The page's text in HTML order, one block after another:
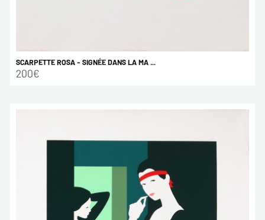
SCARPETTE ROSA - SIGNÉE DANS LA MA ...
200€